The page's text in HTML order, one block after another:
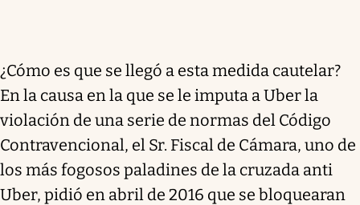
¿Cómo es que se llegó a esta medida cautelar?
En la causa en la que se le imputa a Uber la
violación de una serie de normas del Código
Contravencional, el Sr. Fiscal de Cámara, uno de
los más fogosos paladines de la cruzada anti
Uber, pidió en abril de 2016 que se bloquearan